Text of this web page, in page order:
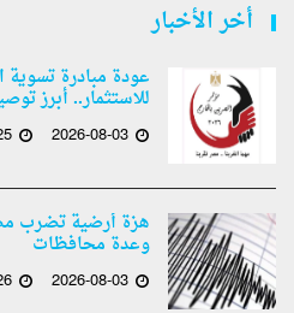
أخر الأخبار
عودة مبادرة
للاستثمار.. أبرز
2026-08-03
هزة أرضية تضرب
وعدة محافظات
2026-08-03